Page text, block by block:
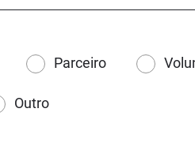
Parceiro
Outro